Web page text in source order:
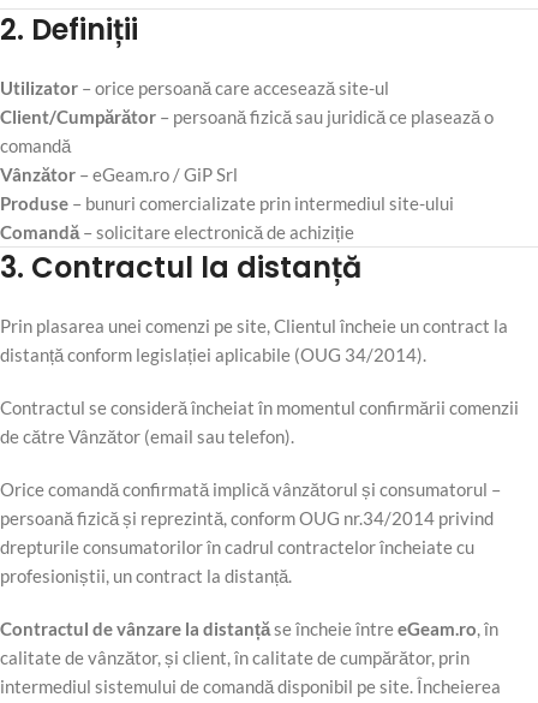
2. Definiții
Utilizator – orice persoană care accesează site-ul
Client/Cumpărător – persoană fizică sau juridică ce plasează o
comandă
Vânzător – eGeam.ro / GiP Srl
Produse – bunuri comercializate prin intermediul site-ului
Comandă – solicitare electronică de achiziție
3. Contractul la distanță
Prin plasarea unei comenzi pe site, Clientul încheie un contract la
distanță conform legislației aplicabile (OUG 34/2014).
Contractul se consideră încheiat în momentul confirmării comenzii
de către Vânzător (email sau telefon).
Orice comandă confirmată implică vânzătorul și consumatorul –
persoană fizică și reprezintă, conform OUG nr.34/2014 privind
drepturile consumatorilor în cadrul contractelor încheiate cu
profesioniștii, un contract la distanță.
Contractul de vânzare la distanțăse încheie întreeGeam.ro, în
calitate de vânzător, și client, în calitate de cumpărător, prin
intermediul sistemului de comandă disponibil pe site. Încheierea